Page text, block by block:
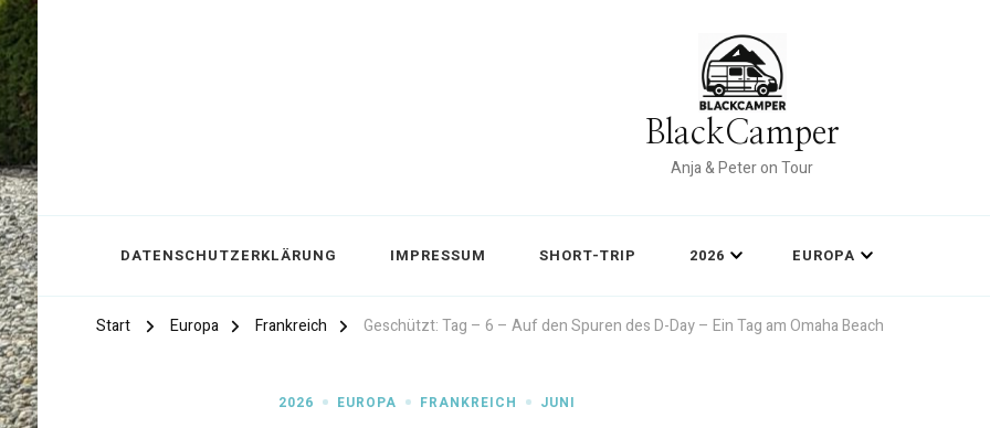
BlackCamper
Anja & Peter on Tour
DATENSCHUTZERKLÄRUNG IMPRESSUM SHORT-TRIP 2026 EUROPA
Start Europa Frankreich Geschützt: Tag – 6 – Auf den Spuren des D-Day – Ein Tag am Omaha Beach
2026 EUROPA FRANKREICH JUNI